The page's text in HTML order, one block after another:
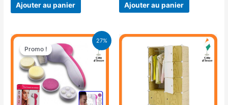
Ajouter au panier Ajouter au panier
27%
Promo !
Promo !
Le
prix
initial
était :
5.500 CFA.
Le
est :
4.000 CFA.